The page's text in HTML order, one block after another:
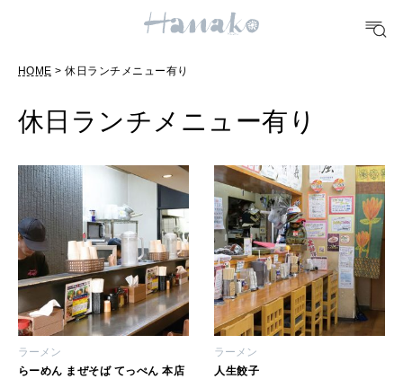
10 CATEGORIES
FOOD
TRAVEL
どこ行く？
FORTUNE
明日のわたし
[12星座別] Weekly Holoscope
[12星座別] Monthly Love Holoscope
HEALTH
自分にやさしく
HOME > 休日ランチメニュー有り
休日ランチメニュー有り
ラーメン
らーめん まぜそば てっぺん 本店
ラーメン
人生餃子